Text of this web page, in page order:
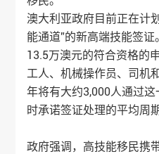
澳大利亚政府目前正在计
能通道”的新高端技能签
13.5万澳元的符合资格的
工人、机械操作员、司机
年将有大约3,000人通过
时承诺签证处理的平均周
政府强调，高技能移民携